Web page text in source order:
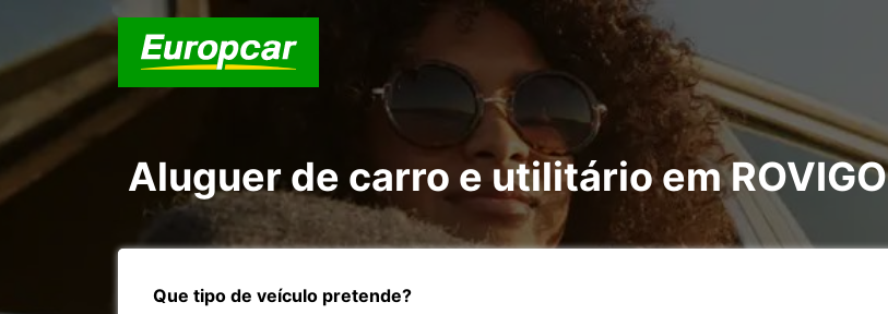
Aluguer de carro e utilitário em ROVIGO
Que tipo de veículo pretende?